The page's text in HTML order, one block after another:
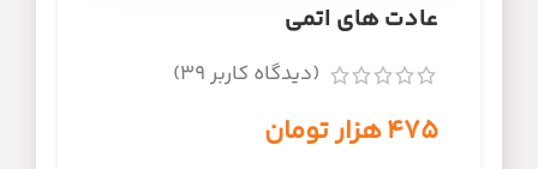
عادت های اتمی
(دیدگاه کاربر39
)
۴۷۵هزار تومان